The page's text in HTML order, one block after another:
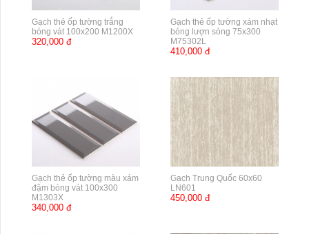
Gạch thẻ ốp tường trắng
bóng vát 100x200 M1200X
320,000 đ
Gạch thẻ ốp tường xám nhạt
bóng lượn sóng 75x300
M75302L
410,000 đ
Gạch thẻ ốp tường màu xám
đậm bóng vát 100x300
M1303X
340,000 đ
Gạch Trung Quốc 60x60
LN601
450,000 đ